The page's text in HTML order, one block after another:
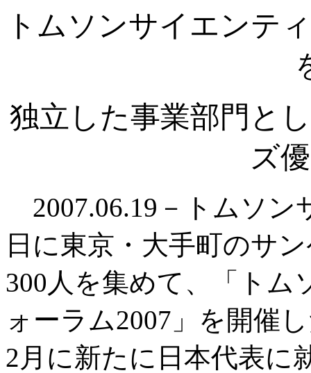
トムソンサイエンテ
独立した事業部門と
ズ
2007.06.19－トムソン
日に東京・大手町のサ
300人を集めて、「ト
ォーラム2007」を開催
2月に新たに日本代表に